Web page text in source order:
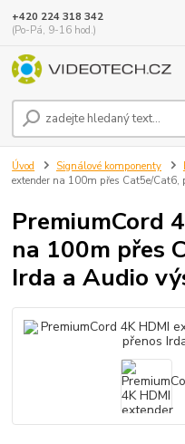
+420 224 318 342
(Po-Pá, 9-16 hod.)
Úvod Signálové komponenty
extender na 100m přes Cat5e/Cat6,
PremiumCord
na 100m přes
Irda a Audio